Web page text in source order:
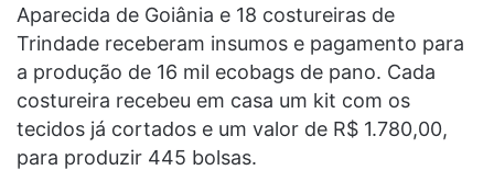
Aparecida de Goiânia e 18 costureiras de
Trindade receberam insumos e pagamento para
a produção de 16 mil ecobags de pano. Cada
costureira recebeu em casa um kit com os
tecidos já cortados e um valor de R$ 1.780,00,
para produzir 445 bolsas.